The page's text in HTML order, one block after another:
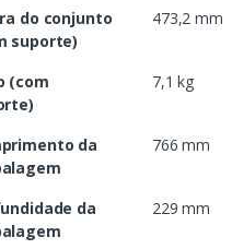
do conjunto
suporte)
473,2 mm
(com
7,1 kg
da
766 mm
da
229 mm